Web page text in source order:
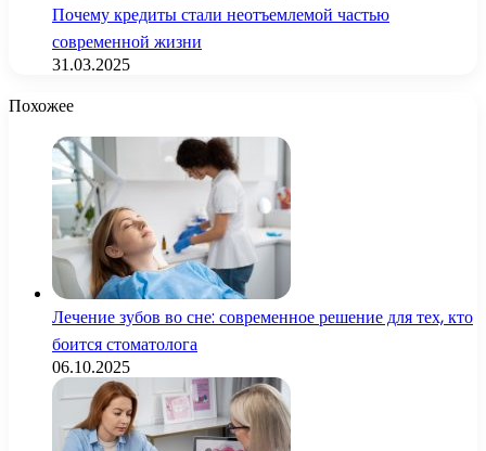
Почему кредиты стали неотъемлемой частью
современной жизни
31.03.2025
Похожее
Лечение зубов во сне: современное решение для тех, кто
боится стоматолога
06.10.2025